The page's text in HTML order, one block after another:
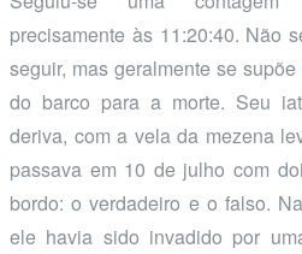
precisamente às 11:20:40. Não
seguir, mas geralmente se
do barco para a morte. Seu
deriva, com a vela da mezena
passava em 10 de julho com
bordo: o verdadeiro e o falso.
ele havia sido invadido por